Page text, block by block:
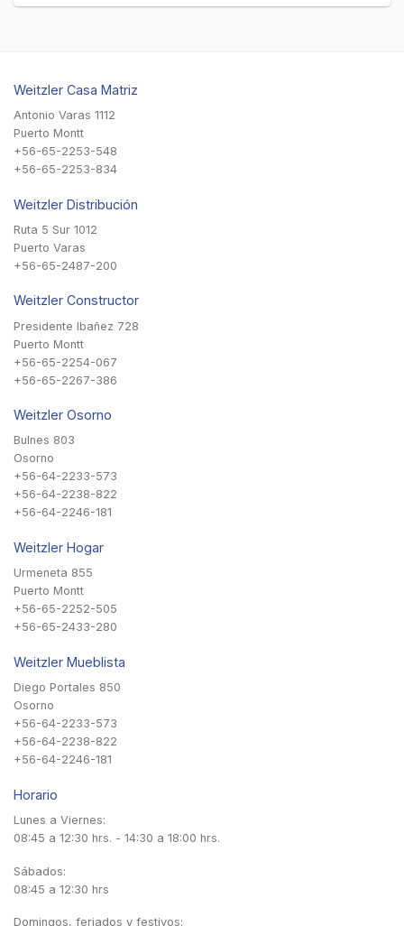
Weitzler Casa Matriz
Antonio Varas 1112
Puerto Montt
+56-65-2253-548
+56-65-2253-834
Weitzler Distribución
Ruta 5 Sur 1012
Puerto Varas
+56-65-2487-200
Weitzler Constructor
Presidente Ibañez 728
Puerto Montt
+56-65-2254-067
+56-65-2267-386
Weitzler Osorno
Bulnes 803
Osorno
+56-64-2233-573
+56-64-2238-822
+56-64-2246-181
Weitzler Hogar
Urmeneta 855
Puerto Montt
+56-65-2252-505
+56-65-2433-280
Weitzler Mueblista
Diego Portales 850
Osorno
+56-64-2233-573
+56-64-2238-822
+56-64-2246-181
Horario
Lunes a Viernes:
08:45 a 12:30 hrs. - 14:30 a 18:00 hrs.
Sábados:
08:45 a 12:30 hrs
Domingos, feriados y festivos: